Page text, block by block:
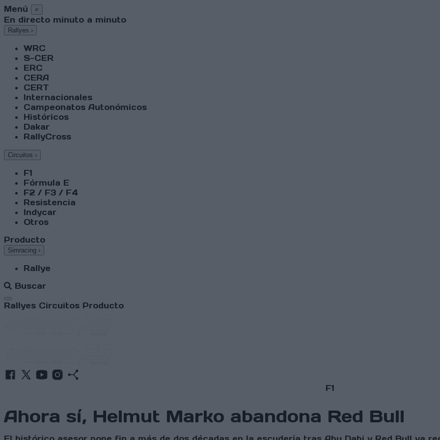
Menú ×
En directo minuto a minuto
Rallyes ›
WRC
S-CER
ERC
CERA
CERT
Internacionales
Campeonatos Autonómicos
Históricos
Dakar
RallyCross
Circuitos ›
F1
Fórmula E
F2 / F3 / F4
Resistencia
Indycar
Otros
Producto
Simracing ›
Rallye
Buscar
Abrir menú
Rallyes Circuitos Producto
F1
Ahora sí, Helmut Marko abandona Red Bull